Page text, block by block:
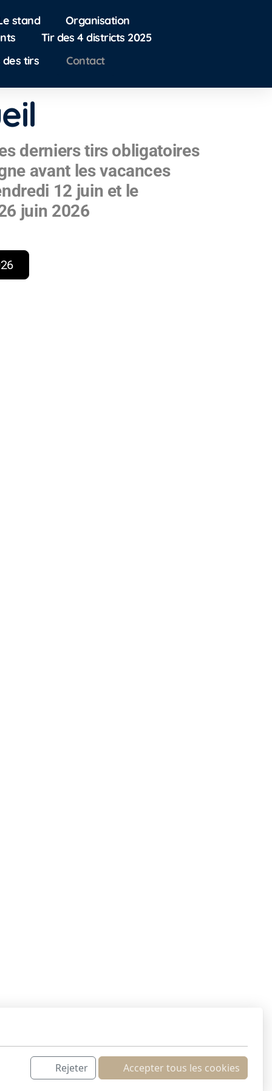
stand
Organisation
Tir des 4 districts 2025
des tirs
Contact
derniers tirs obligatoires
avant les vacances
12 juin et le
juin 2026
Rejeter Accepter tous les cookies